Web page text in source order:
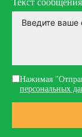
Нажимая
персональных